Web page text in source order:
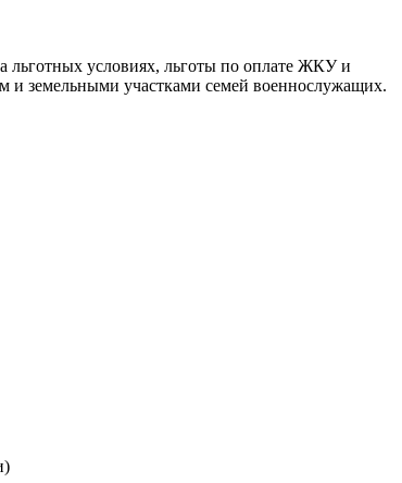
льготных условиях, льготы по оплате ЖКУ и
и земельными участками семей военнослужащих.